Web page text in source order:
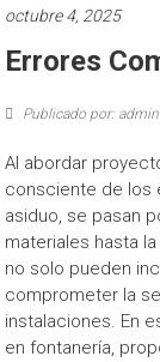
octubre 4, 2025
Errores
Publicado por: admin
Al abordar
consciente de los
asiduo, se pasan
materiales hasta
no solo pueden
comprometer la
instalaciones. En
en fontanería,